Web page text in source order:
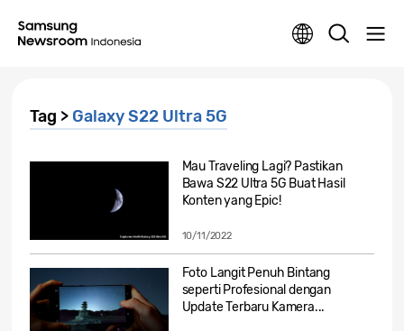
Tag > Galaxy S22 Ultra 5G
Mau Traveling Lagi? Pastikan
Bawa S22 Ultra 5G Buat Hasil
Konten yang Epic!
10/11/2022
Foto Langit Penuh Bintang
seperti Profesional dengan
Update Terbaru Kamera...